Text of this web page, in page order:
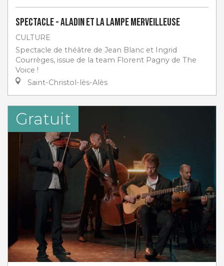
Spectacle - Aladin et la lampe merveilleuse
CULTURE
Spectacle de théâtre de Jean Blanc et Ingrid
Courrèges, issue de la team Florent Pagny de The
Voice !
Saint-Christol-lès-Alès
Gratuit